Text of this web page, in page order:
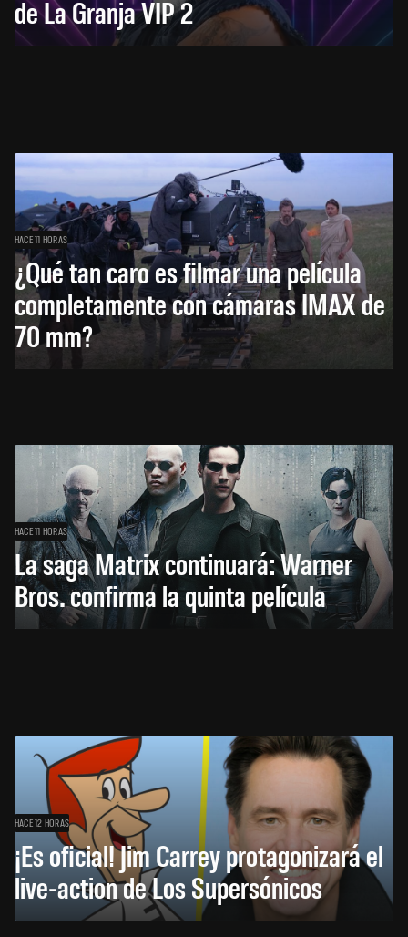
de La Granja VIP 2
HACE 11 HORAS
¿Qué tan caro es filmar una película
completamente con cámaras IMAX de
70 mm?
HACE 11 HORAS
La saga Matrix continuará: Warner
Bros. confirma la quinta película
HACE 12 HORAS
¡Es oficial! Jim Carrey protagonizará el
live-action de Los Supersónicos